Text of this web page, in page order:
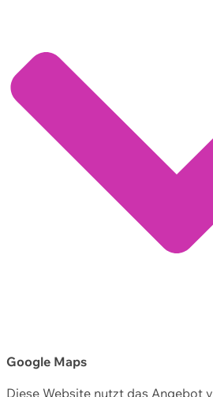
Google Maps
Diese Website nutzt das Angebot